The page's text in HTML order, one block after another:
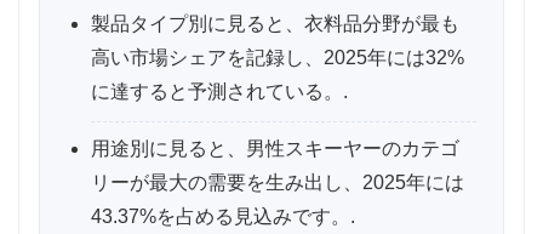
製品タイプ別に見ると、衣料品分野が最も
高い市場シェアを記録し、2025年には32%
に達すると予測されている。.
用途別に見ると、男性スキーヤーのカテゴ
リーが最大の需要を生み出し、2025年には
43.37%を占める見込みです。.